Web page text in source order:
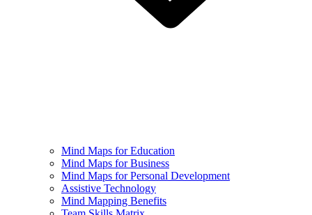
Mind Maps for Education
Mind Maps for Business
Mind Maps for Personal Development
Assistive Technology
Mind Mapping Benefits